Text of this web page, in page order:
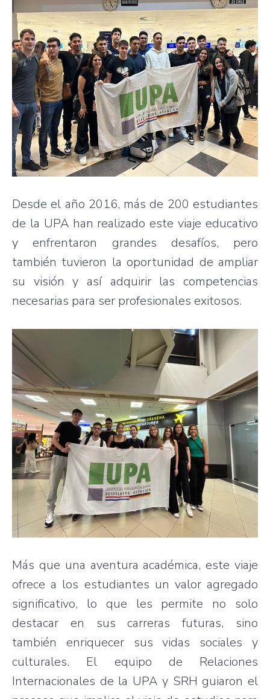
Desde el año 2016, más de 200 estudiantes
de la UPA han realizado este viaje educativo
y enfrentaron grandes desafíos, pero
también tuvieron la oportunidad de ampliar
su visión y así adquirir las competencias
necesarias para ser profesionales exitosos.
Más que una aventura académica, este viaje
ofrece a los estudiantes un valor agregado
significativo, lo que les permite no solo
destacar en sus carreras futuras, sino
también enriquecer sus vidas sociales y
culturales. El equipo de Relaciones
Internacionales de la UPA y SRH guiaron el